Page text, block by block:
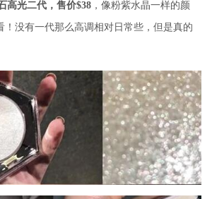
高光二代，售价$38 ，像粉紫水晶一样的颜
！没有一代那么高调相对日常些，但是真的